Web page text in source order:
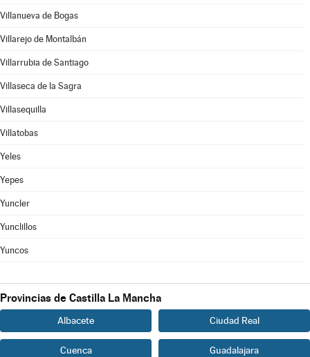
Villanueva de Bogas
Villarejo de Montalbán
Villarrubia de Santiago
Villaseca de la Sagra
Villasequilla
Villatobas
Yeles
Yepes
Yuncler
Yunclillos
Yuncos
Provincias de Castilla La Mancha
Albacete Ciudad Real
Cuenca Guadalajara